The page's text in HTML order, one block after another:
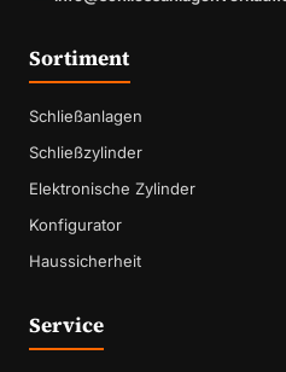
Sortiment
Schließanlagen
Schließzylinder
Elektronische Zylinder
Konfigurator
Haussicherheit
Service